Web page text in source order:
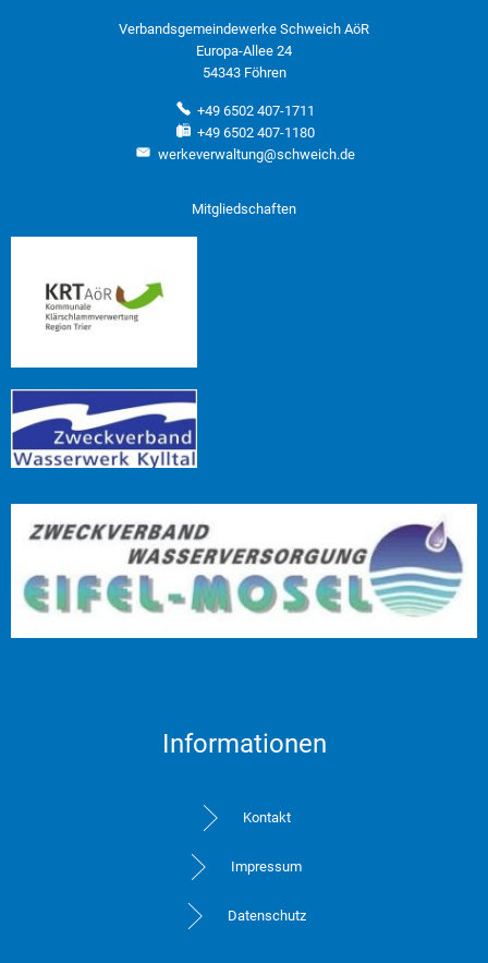
Verbandsgemeindewerke Schweich AöR
Europa-Allee 24
54343 Föhren
+49 6502 407-1711
+49 6502 407-1180
werkeverwaltung@schweich.de
Mitgliedschaften
Informationen
Kontakt
Impressum
Datenschutz